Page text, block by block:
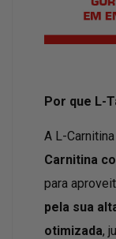
Por que L-
A L-
Carnitina
para
pela sua
otimizada,